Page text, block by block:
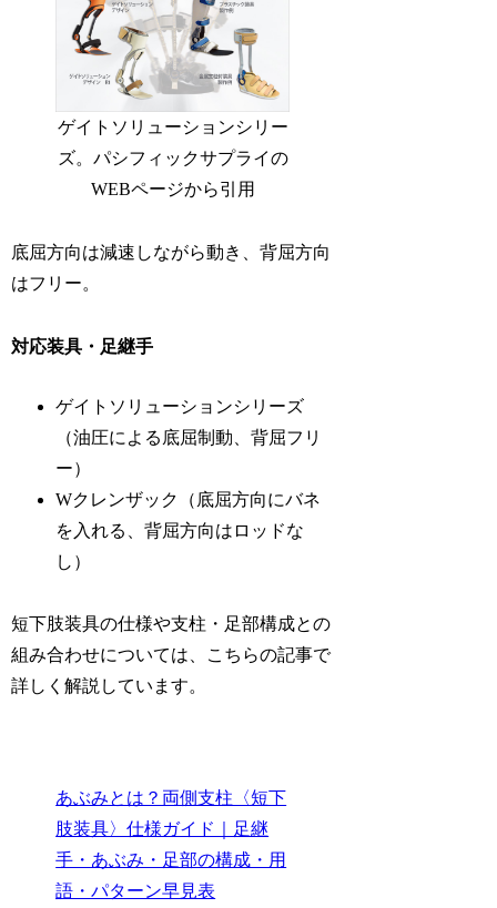
ゲイトソリューションシリー
ズ。パシフィックサプライの
WEBページから引用
底屈方向は減速しながら動き、背屈方向
はフリー。
対応装具・足継手
ゲイトソリューションシリーズ
（油圧による底屈制動、背屈フリ
ー）
Wクレンザック（底屈方向にバネ
を入れる、背屈方向はロッドな
し）
短下肢装具の仕様や支柱・足部構成との
組み合わせについては、こちらの記事で
詳しく解説しています。
あぶみとは？両側支柱〈短下
肢装具〉仕様ガイド｜足継
手・あぶみ・足部の構成・用
語・パターン早見表